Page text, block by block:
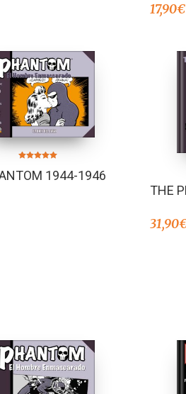
17,90€
5.00
de 5
1944-1946
THE
31,90